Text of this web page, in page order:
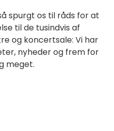
spurgt os til råds for at
til de tusindvis af
og koncertsale: Vi har
nyheder og frem for
meget.